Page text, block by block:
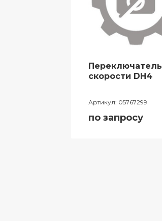
Переключатель
скорости DH4
Артикул: 05767299
по запросу